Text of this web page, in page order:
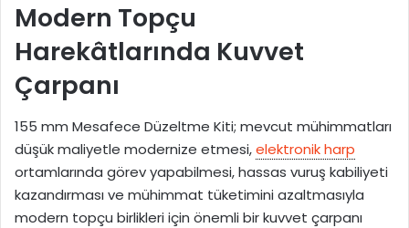
Modern Topçu
Harekâtlarında Kuvvet
Çarpanı
155 mm Mesafece Düzeltme Kiti; mevcut mühimmatları
düşük maliyetle modernize etmesi,elektronik harp
ortamlarında görev yapabilmesi, hassas vuruş kabiliyeti
kazandırması ve mühimmat tüketimini azaltmasıyla
modern topçu birlikleri için önemli bir kuvvet çarpanı